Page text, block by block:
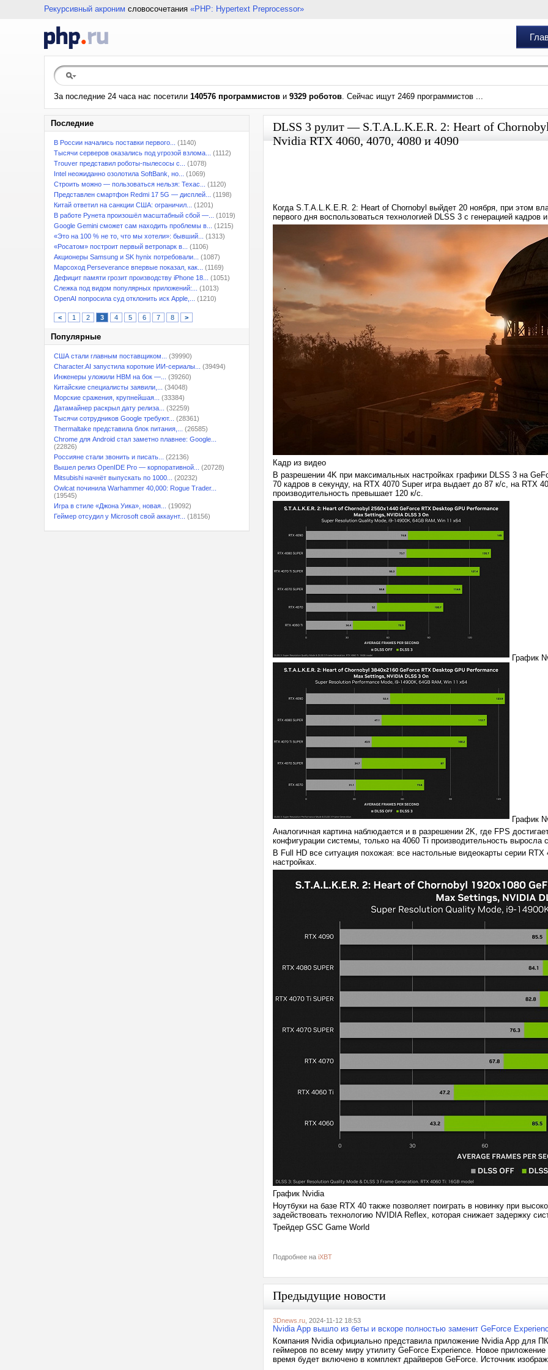
Рекурсивный акроним словосочетания «PHP: Hypertext Preprocessor»
За последние 24 часа нас посетили 140576 программистов и 9329 роботов. Сейчас ищут 2469 программистов ...
Последние
В России начались поставки первого...
(1140)
Тысячи серверов оказались под угрозой взлома...
(1112)
Trouver представил роботы-пылесосы с...
(1078)
Intel неожиданно озолотила SoftBank, но...
(1069)
Строить можно — пользоваться нельзя: Техас...
(1120)
Представлен смартфон Redmi 17 5G — дисплей...
(1198)
Китай ответил на санкции США: ограничил...
(1201)
В работе Рунета произошёл масштабный сбой —...
(1019)
Google Gemini сможет сам находить проблемы в...
(1215)
«Это на 100 % не то, что мы хотели»: бывший...
(1313)
«Росатом» построит первый ветропарк в...
(1106)
Акционеры Samsung и SK hynix потребовали...
(1087)
Марсоход Perseverance впервые показал, как...
(1169)
Дефицит памяти грозит производству iPhone 18...
(1051)
Слежка под видом популярных приложений:...
(1013)
OpenAI попросила суд отклонить иск Apple,...
(1210)
< 1 2 3 4 5 6 7 8 >
Популярные
США стали главным поставщиком...
(39990)
Character.AI запустила короткие ИИ-сериалы...
(39494)
Инженеры уложили HBM на бок —...
(39260)
Китайские специалисты заявили,...
(34048)
Морские сражения, крупнейшая...
(33384)
Датамайнер раскрыл дату релиза...
(32259)
Тысячи сотрудников Google требуют...
(28361)
Thermaltake представила блок питания,...
(26585)
Chrome для Android стал заметно плавнее: Google...
(22826)
Россияне стали звонить и писать...
(22136)
Вышел релиз OpenIDE Pro — корпоративной...
(20728)
Mitsubishi начнёт выпускать по 1000...
(20232)
Owlcat починила Warhammer 40,000: Rogue Trader...
(19545)
Игра в стиле «Джона Уика», новая...
(19092)
Геймер отсудил у Microsoft свой аккаунт...
(18156)
DLSS 3 рулит — S.T.A.L.K.E.R. 2: Heart of
Nvidia RTX 4060, 4070, 4080 и 4090
Когда S.T.A.L.K.E.R. 2: Heart of Chornobyl выйдет 20 ноября, при этом
первого дня воспользоваться технологией DLSS 3 с генерацией кадров
Кадр из видео
В разрешении 4K при максимальных настройках графики DLSS 3 на
70 кадров в секунду, на RTX 4070 Super игра выдает до 87 к/с, на RTX
производительность превышает 120 к/с.
График
График
Аналогичная картина наблюдается и в разрешении 2K, где FPS
конфигурации системы, только на 4060 Ti производительность выросла
В Full HD все ситуация похожая: все настольные видеокарты серии
настройках.
График Nvidia
Ноутбуки на базе RTX 40 также позволяет поиграть в новинку при
задействовать технологию NVIDIA Reflex, которая снижает задержку
Трейдер GSC Game World
Подробнее на iXBT
Предыдущие новости
3Dnews.ru , 2024-11-12 18:53
Nvidia App вышло из беты и вскоре полностью заменит GeForce
Компания Nvidia официально представила приложение Nvidia App для
геймеров по всему миру утилиту GeForce Experience. Новое
время будет включено в комплект драйверов GeForce. Источник